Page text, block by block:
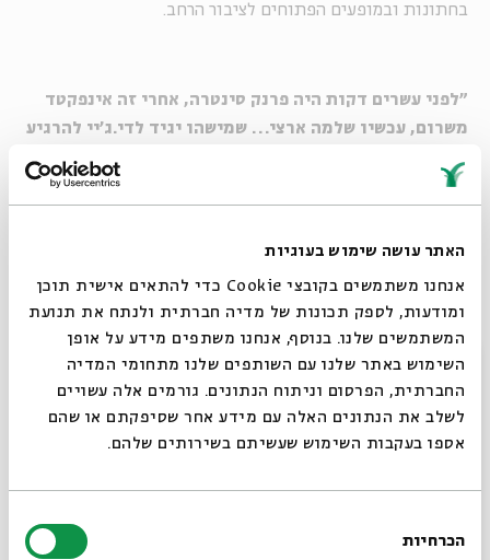
האתר עושה שימוש בעוגיות
אנחנו משתמשים בקובצי Cookie כדי להתאים אישית תוכן
ומודעות, לספק תכונות של מדיה חברתית ולנתח את תנועת
המשתמשים שלנו. בנוסף, אנחנו משתפים מידע על אופן
השימוש באתר שלנו עם השותפים שלנו מתחומי המדיה
החברתית, הפרסום וניתוח הנתונים. גורמים אלה עשויים
לשלב את הנתונים האלה עם מידע אחר שסיפקתם או שהם
אספו בעקבות השימוש שעשיתם בשירותים שלהם.
הסכמה
הכרחיות
בחתונות ובמופעים הפתוחים לציבור הרחב.
"לפני עשרים דקות היה פרנק סינטרה, אחרי זה אינפקטד
משרום, עכשיו שלמה ארצי… שמישהו יגיד לדי.ג'יי להרגיע
מכל הריצות בין השולחן לרחבה."
יבש…"
חתונת אדמים
"משה וצוף נראו כמו דיאט סטרייטים לגמרי, עד שהם שלחו
סגור